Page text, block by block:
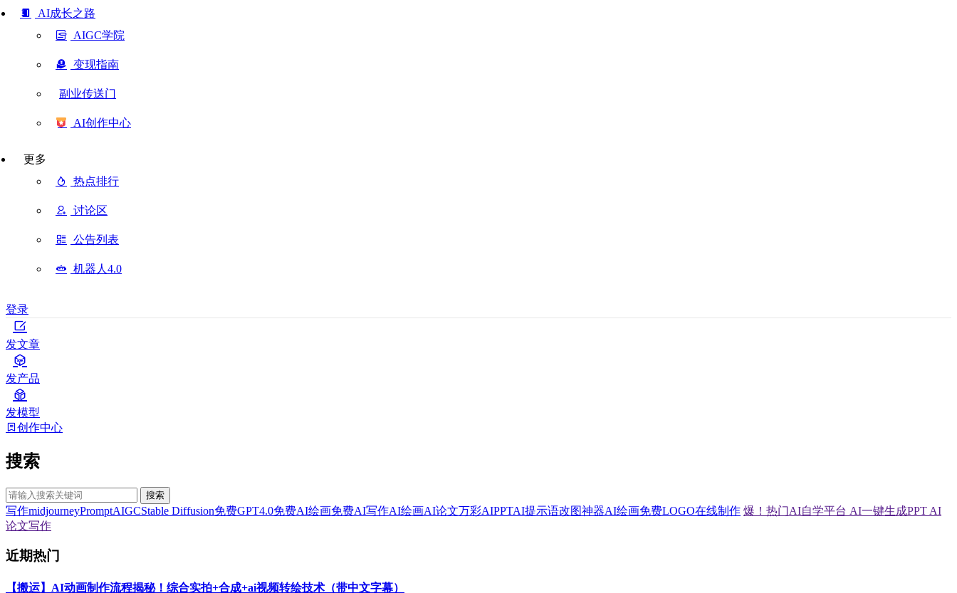
AI成长之路
AIGC学院
变现指南
副业传送门
AI创作中心
更多
热点排行
讨论区
公告列表
机器人4.0
登录
发文章
发产品
发模型
创作中心
搜索
搜索
写作midjourneyPromptAIGCStable Diffusion免费GPT4.0免费AI绘画免费AI写作AI绘画AI论文万彩AIPPTAI提示语改图神器AI绘画免费LOGO在线制作 爆！热门AI自学平台 AI一键生成PPT AI
论文写作
近期热门
【搬运】AI动画制作流程揭秘！综合实拍+合成+ai视频转绘技术（带中文字幕）